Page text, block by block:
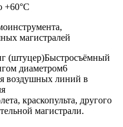
+60°C
магистралей
(штуцер)Быстросъёмный
диаметром6
воздушных линий в
краскопульта, другого
магистрали.